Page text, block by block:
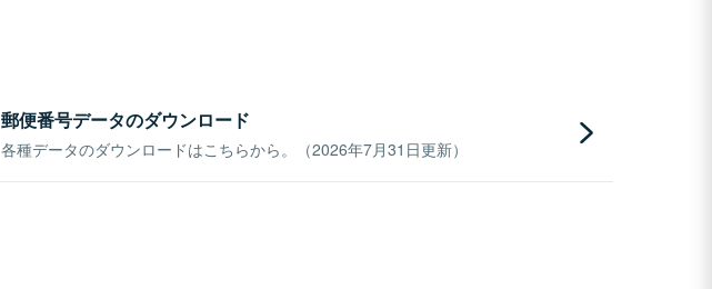
郵便番号データのダウンロード
各種データのダウンロードはこちらから。（2026年7月31日更新）